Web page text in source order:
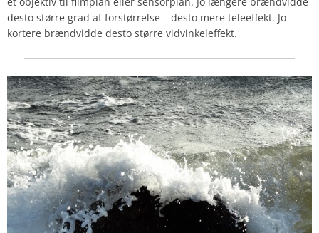
desto større grad af forstørrelse – desto mere teleeffekt. Jo
kortere brændvidde desto større vidvinkeleffekt.